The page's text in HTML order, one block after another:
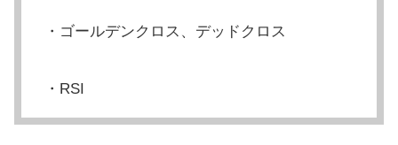
・ゴールデンクロス、デッドクロス
・RSI